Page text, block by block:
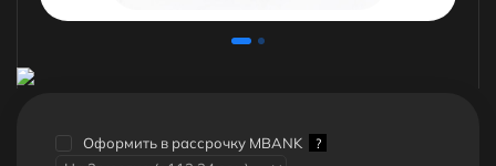
Оформить в рассрочку MBANK ?